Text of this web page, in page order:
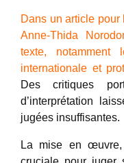
Dans un article
Anne-Thida
texte, notamment
internationale et
Des critiques
d’interprétation
jugées insuffisantes.
La mise en